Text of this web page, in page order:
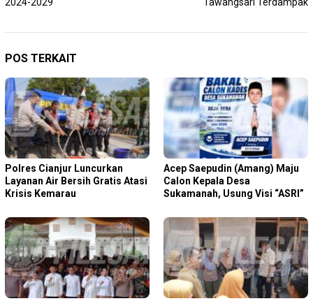
POS TERKAIT
Polres Cianjur Luncurkan
Layanan Air Bersih Gratis Atasi
Krisis Kemarau
Acep Saepudin (Amang) Maju
Calon Kepala Desa
Sukamanah, Usung Visi “ASRI”